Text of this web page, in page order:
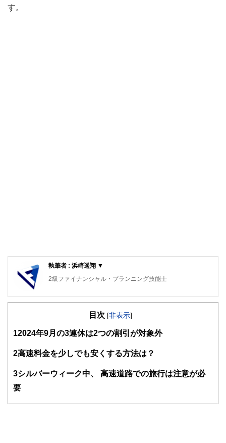
す。
執筆者 : 浜崎遥翔 ▼
2級ファイナンシャル・プランニング技能士
目次 [非表示]
1 2024年9月の3連休は2つの割引が対象外
2高速料金を少しでも安くする方法は？
3シルバーウィーク中、 高速道路での旅行は注意が必
要